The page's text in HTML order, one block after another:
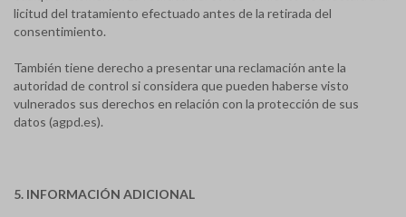
licitud del tratamiento efectuado antes de la retirada del
consentimiento.
También tiene derecho a presentar una reclamación ante la
autoridad de control si considera que pueden haberse visto
vulnerados sus derechos en relación con la protección de sus
datos (agpd.es).
5. INFORMACIÓN ADICIONAL